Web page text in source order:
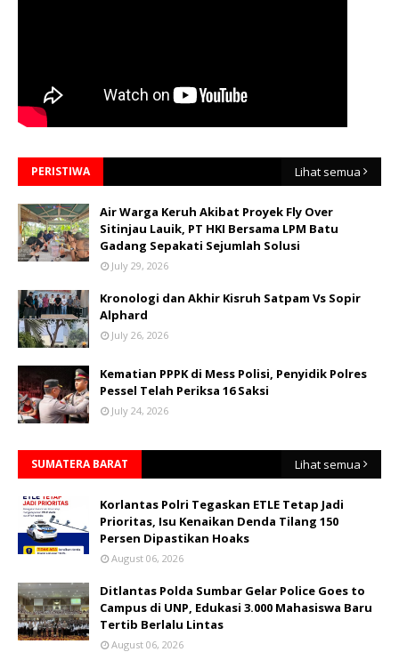
PERISTIWA Lihat semua
Air Warga Keruh Akibat Proyek Fly Over
Sitinjau Lauik, PT HKI Bersama LPM Batu
Gadang Sepakati Sejumlah Solusi
July 29, 2026
Kronologi dan Akhir Kisruh Satpam Vs Sopir
Alphard
July 26, 2026
Kematian PPPK di Mess Polisi, Penyidik Polres
Pessel Telah Periksa 16 Saksi
July 24, 2026
SUMATERA BARAT Lihat semua
Korlantas Polri Tegaskan ETLE Tetap Jadi
Prioritas, Isu Kenaikan Denda Tilang 150
Persen Dipastikan Hoaks
August 06, 2026
Ditlantas Polda Sumbar Gelar Police Goes to
Campus di UNP, Edukasi 3.000 Mahasiswa Baru
Tertib Berlalu Lintas
August 06, 2026